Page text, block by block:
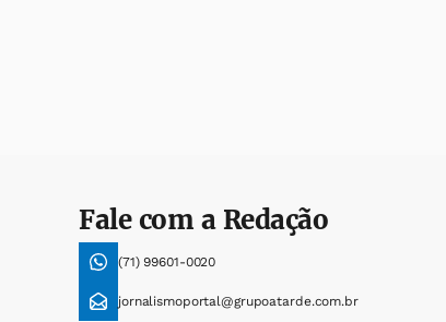
Fale com a Redação
(71) 99601-0020
jornalismoportal@grupoatarde.com.br